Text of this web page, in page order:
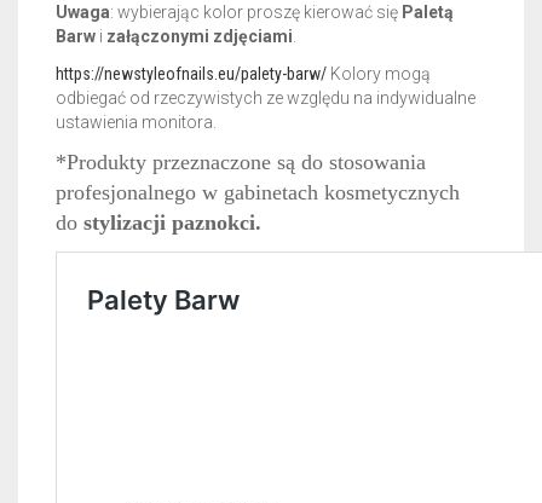
Uwaga: wybierając kolor proszę kierować się Paletą
Barw i załączonymi zdjęciami
https://newstyleofnails.eu/palety-barw/ Kolory mogą
odbiegać od rzeczywistych ze względu na indywidualne
ustawienia monitora.
*Produkty przeznaczone są do stosowania
profesjonalnego w gabinetach kosmetycznych
do stylizacji paznokci.